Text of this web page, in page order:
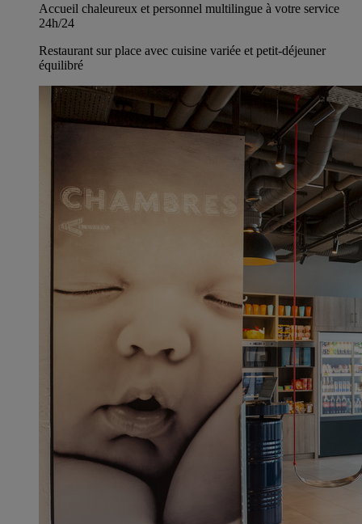
Accueil chaleureux et personnel multilingue à votre service
24h/24
Restaurant sur place avec cuisine variée et petit-déjeuner
équilibré